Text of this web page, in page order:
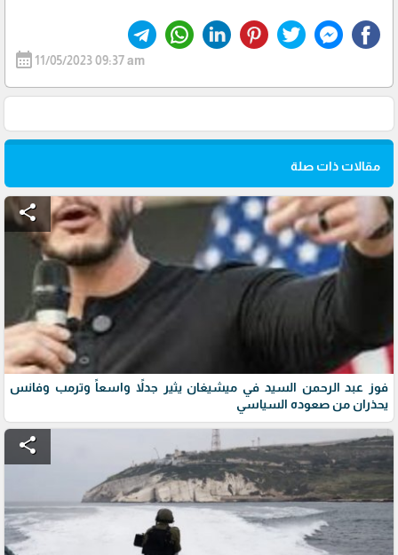
calendar_month 11/05/2023 09:37 am
مقالات ذات صلة
share
فوز عبد الرحمن السيد في ميشيغان يثير جدلاً واسعاً وترمب وفانس
يحذران من صعوده السياسي
share